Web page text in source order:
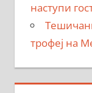
наступи
трофеј на